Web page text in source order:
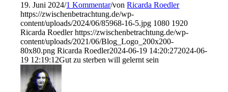
19. Juni 2024/1 Kommentar/vonRicarda Roedler
https://zwischenbetrachtung.de/wp-
content/uploads/2024/06/85968-16-5.jpg 1080 1920
Ricarda Roedler https://zwischenbetrachtung.de/wp-
content/uploads/2021/06/Blog_Logo_200x200-
80x80.png Ricarda Roedler2024-06-19 14:20:272024-06-
19 12:19:12Gut zu sterben will gelernt sein